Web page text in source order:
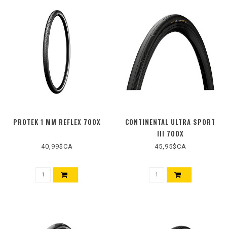
PROTEK 1 MM REFLEX 700X
40,99$CA
CONTINENTAL ULTRA SPORT
III 700X
45,95$CA